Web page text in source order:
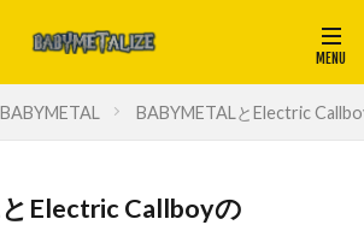
BABYMETAL BABYMETALとElectric
Electric Callboyの